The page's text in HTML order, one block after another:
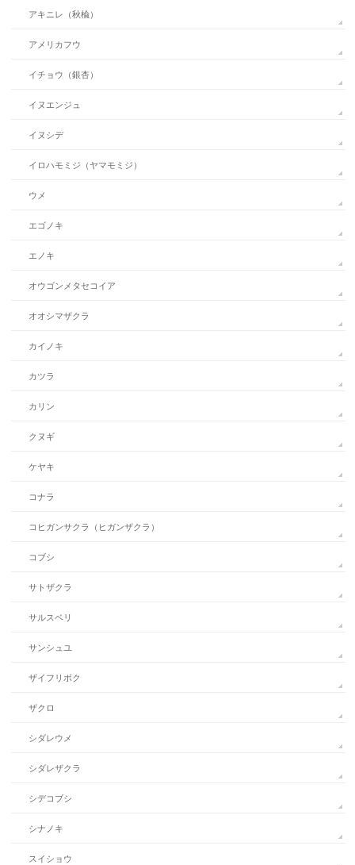
アキニレ（秋楡）
アメリカフウ
イチョウ（銀杏）
イヌエンジュ
イヌシデ
イロハモミジ（ヤマモミジ）
ウメ
エゴノキ
エノキ
オウゴンメタセコイア
オオシマザクラ
カイノキ
カツラ
カリン
クヌギ
ケヤキ
コナラ
コヒガンサクラ（ヒガンザクラ）
コブシ
サトザクラ
サルスベリ
サンシュユ
ザイフリボク
ザクロ
シダレウメ
シダレザクラ
シデコブシ
シナノキ
スイショウ